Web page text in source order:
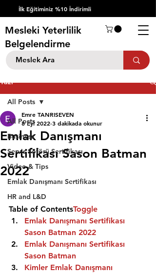
İlk Eğitiminiz %10 İndirimli
Mesleki Yeterlilik
Belgelendirme
Yazı
All Posts
Business
Servis Şöförü Sertifikası
Video & Tips
Emlak Danışmanı Sertifikası
HR and L&D
All Posts
Emlak Danışmanı
Sertifikası Sason Batman
2022
Emre TANRISEVEN
8 Eyl 2022 3 dakikada okunur
Table of ContentsToggle
Emlak Danışmanı Sertifikası
Sason Batman 2022
Emlak Danışmanı Sertifikası
Sason Batman
Kimler Emlak Danışmanı